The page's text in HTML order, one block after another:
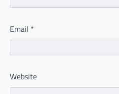
Email *
Website